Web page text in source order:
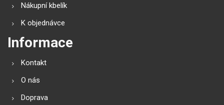
Nákupní kbelík
K objednávce
Informace
Kontakt
O nás
Doprava